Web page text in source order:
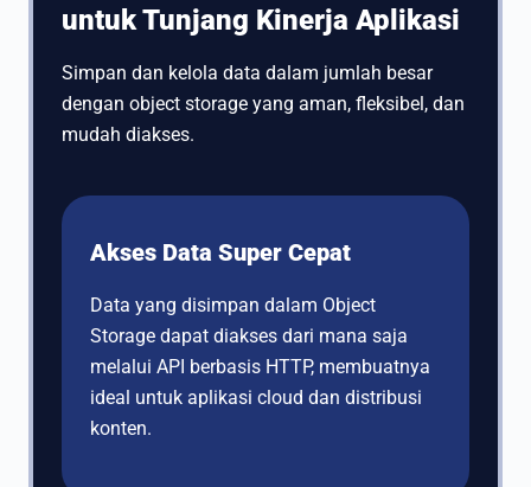
untuk Tunjang Kinerja Aplikasi
Simpan dan kelola data dalam jumlah besar
dengan object storage yang aman, fleksibel, dan
mudah diakses.
Akses Data Super Cepat
Data yang disimpan dalam Object
Storage dapat diakses dari mana saja
melalui API berbasis HTTP, membuatnya
ideal untuk aplikasi cloud dan distribusi
konten.